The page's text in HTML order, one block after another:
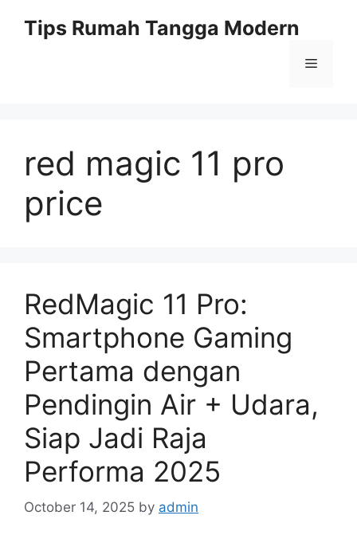
Tips Rumah Tangga Modern
Menu
red magic 11 pro
price
RedMagic 11 Pro:
Smartphone Gaming
Pertama dengan
Pendingin Air + Udara,
Siap Jadi Raja
Performa 2025
October 14, 2025 by admin